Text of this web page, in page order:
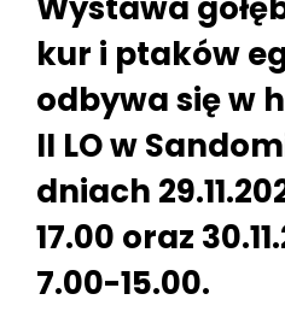
kur i ptaków
odbywa się w
II LO w
dniach
17.00 oraz
7.00-15.00.